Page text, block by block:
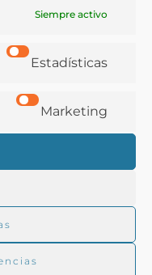
Siempre activo
Estadísticas
Marketing
COMPARTIR